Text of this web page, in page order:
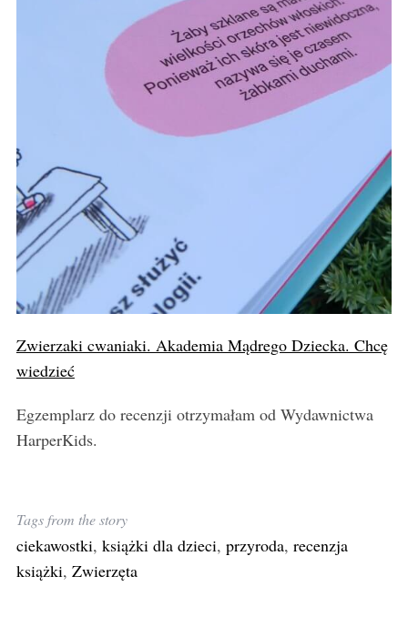
Zwierzaki cwaniaki. Akademia Mądrego Dziecka. Chcę
wiedzieć
Egzemplarz do recenzji otrzymałam od Wydawnictwa
HarperKids.
Tags from the story
ciekawostki, książki dla dzieci, przyroda, recenzja
książki, Zwierzęta